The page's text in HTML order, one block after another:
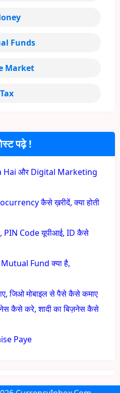
पढ़े !
Hai और Digital Marketing
कैसे ख़रीदें, क्या होती
PIN Code यूपीआई, ID कैसे
Mutual Fund क्या है,
जिओ मोबाइल से पैसे कैसे कमाए
कैसे करे, शादी का बिज़नेस कैसे
Paye
Funds
Market
Tax